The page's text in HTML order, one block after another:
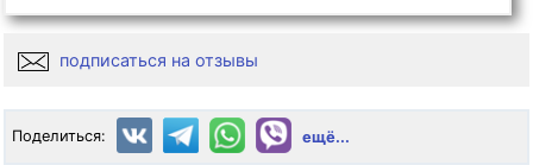
подписаться на отзывы
Поделиться: ещё...